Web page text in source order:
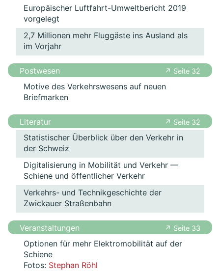
Europäischer Luftfahrt-Umweltbericht 2019
vorgelegt
2,7 Millionen mehr Fluggäste ins Ausland als
im Vorjahr
Postwesen ↗ Seite 32
Motive des Verkehrswesens auf neuen
Briefmarken
Literatur ↗ Seite 32
Statistischer Überblick über den Verkehr in
der Schweiz
Digitalisierung in Mobilität und Verkehr —
Schiene und öffentlicher Verkehr
Verkehrs- und Technikgeschichte der
Zwickauer Straßenbahn
Veranstaltungen ↗ Seite 33
Optionen für mehr Elektromobilität auf der
Schiene
Fotos: Stephan Röhl